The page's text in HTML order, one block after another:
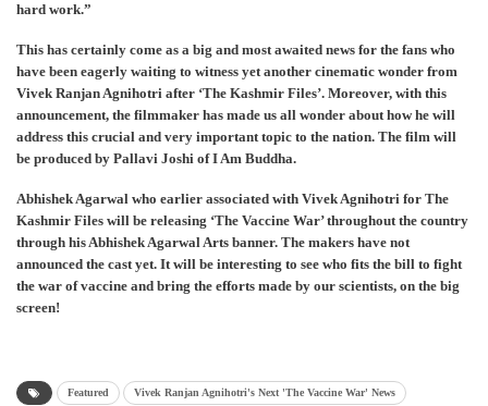
hard work.”
This has certainly come as a big and most awaited news for the fans who
have been eagerly waiting to witness yet another cinematic wonder from
Vivek Ranjan Agnihotri after ‘The Kashmir Files’. Moreover, with this
announcement, the filmmaker has made us all wonder about how he will
address this crucial and very important topic to the nation. The film will
be produced by Pallavi Joshi of I Am Buddha.
Abhishek Agarwal who earlier associated with Vivek Agnihotri for The
Kashmir Files will be releasing ‘The Vaccine War’ throughout the country
through his Abhishek Agarwal Arts banner. The makers have not
announced the cast yet. It will be interesting to see who fits the bill to fight
the war of vaccine and bring the efforts made by our scientists, on the big
screen!
Featured Vivek Ranjan Agnihotri's Next 'The Vaccine War' News